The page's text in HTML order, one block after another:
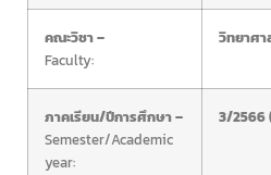
คณะวิชา –
Faculty:
วิทยาศ
ภาคเรียน/ปีการศึกษา –
Semester/Academic
year:
3/2566